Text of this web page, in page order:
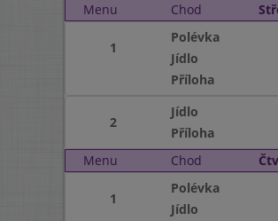
Menu
Chod
1
Polévka
Jídlo
Příloha
2
Jídlo
Příloha
Menu
Chod
1
Polévka
Jídlo